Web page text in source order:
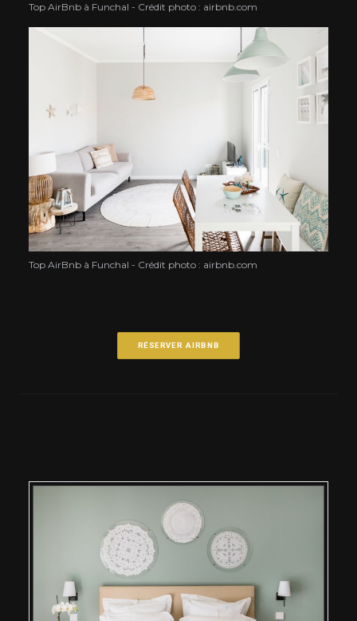
Top AirBnb à Funchal - Crédit photo : airbnb.com
Top AirBnb à Funchal - Crédit photo : airbnb.com
RÉSERVER AIRBNB